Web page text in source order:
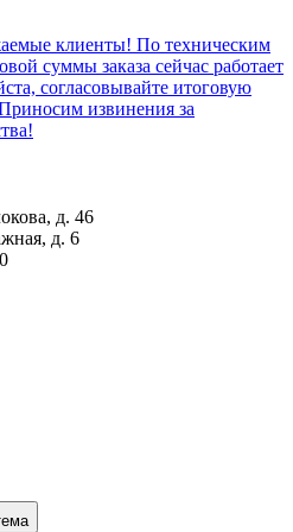
клиенты! По техническим
суммы заказа сейчас работает
согласовывайте итоговую
извинения за
д. 46
д. 6